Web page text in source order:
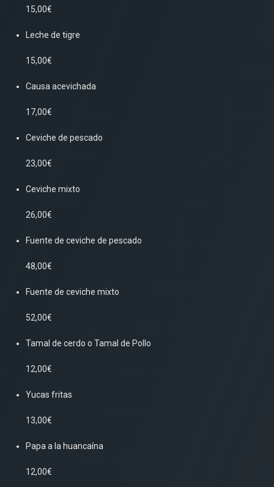
15,00€
Leche de tigre
15,00€
Causa acevichada
17,00€
Ceviche de pescado
23,00€
Ceviche mixto
26,00€
Fuente de ceviche de pescado
48,00€
Fuente de ceviche mixto
52,00€
Tamal de cerdo o Tamal de Pollo
12,00€
Yucas fritas
13,00€
Papa a la huancaína
12,00€